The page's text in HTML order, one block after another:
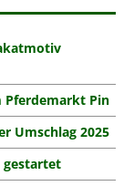
Pferdemarkt Pin
Umschlag 2025
gestartet